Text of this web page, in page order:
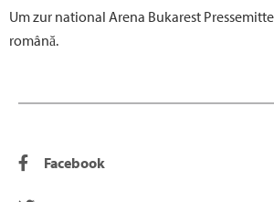
Um zur national Arena Bukarest
română.
Facebook